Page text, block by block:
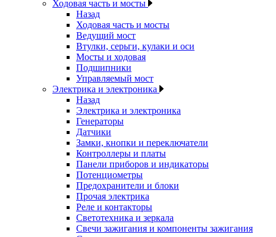
Ходовая часть и мосты
Назад
Ходовая часть и мосты
Ведущий мост
Втулки, серьги, кулаки и оси
Мосты и ходовая
Подшипники
Управляемый мост
Электрика и электроника
Назад
Электрика и электроника
Генераторы
Датчики
Замки, кнопки и переключатели
Контроллеры и платы
Панели приборов и индикаторы
Потенциометры
Предохранители и блоки
Прочая электрика
Реле и контакторы
Светотехника и зеркала
Свечи зажигания и компоненты зажигания